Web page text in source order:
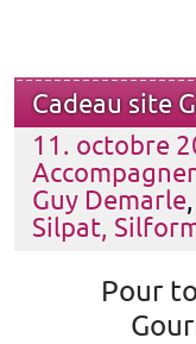
Cadeau site
11. octobre
Guy Demarle,
Silpat,
Pour